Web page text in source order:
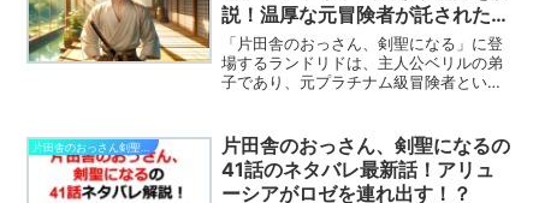
説！温厚な元冒険者が託された剣
術道場
「片田舎のおっさん、剣聖になる」に登
場するランドリドは、主人公ベリルの弟
子であり、元プラチナム級冒険者という
績、ベリルとの関係、そして剣術道場で
の活動について詳しく解説します。
片田舎のおっさん剣聖になる
片田舎のおっさん、剣聖になるの
41話のネタバレ最新話！アリュ
ーシアがロゼを連れ出す！？